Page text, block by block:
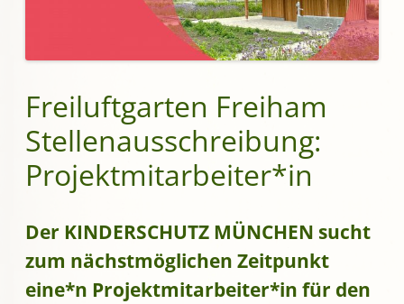
Freiluftgarten Freiham
Stellenausschreibung:
Projektmitarbeiter*in
Der KINDERSCHUTZ MÜNCHEN sucht
zum nächstmöglichen Zeitpunkt
eine*n Projektmitarbeiter*in für den